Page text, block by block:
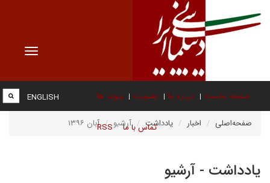
Toggle
صفحه نخست درباره ما عضویت پیوند ها
تماس با ما RSS
ENGLISH
صفحه‌اصلی اخبار یادداشت آرشیو آبان ۱۳۹۶
یادداشت - آرشیو